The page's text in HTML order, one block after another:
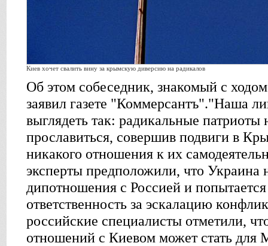
Киев хочет свалить вину за крымскую диверсию на радикалов
Об этом собеседник, знакомый с
заявил газете "Коммерсантъ"."Наша
выглядеть так: радикальные
прославиться, совершив подвиги в
никакого отношения к их
эксперты предположили, что Украина
дипотношения с Россией и
ответственность за эскалацию
российские специалисты отметили,
отношений с Киевом может стать для